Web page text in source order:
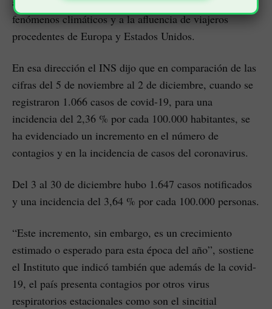
fenómenos climáticos y a la afluencia de viajeros
procedentes de Europa y Estados Unidos.
En esa dirección el INS dijo que en comparación de las
cifras del 5 de noviembre al 2 de diciembre, cuando se
registraron 1.066 casos de covid-19, para una
incidencia del 2,36 % por cada 100.000 habitantes, se
ha evidenciado un incremento en el número de
contagios y en la incidencia de casos del coronavirus.
Del 3 al 30 de diciembre hubo 1.647 casos notificados
y una incidencia del 3,64 % por cada 100.000 personas.
“Este incremento, sin embargo, es un crecimiento
estimado o esperado para esta época del año”, sostiene
el Instituto que indicó también que además de la covid-
19, el país presenta contagios por otros virus
respiratorios estacionales como son el sincitial